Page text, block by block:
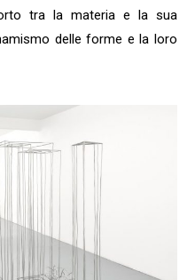
tra la materia e la sua
delle forme e la loro